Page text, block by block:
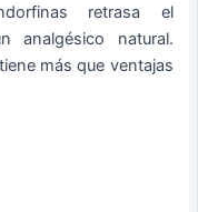
retrasa el
analgésico natural.
más que ventajas